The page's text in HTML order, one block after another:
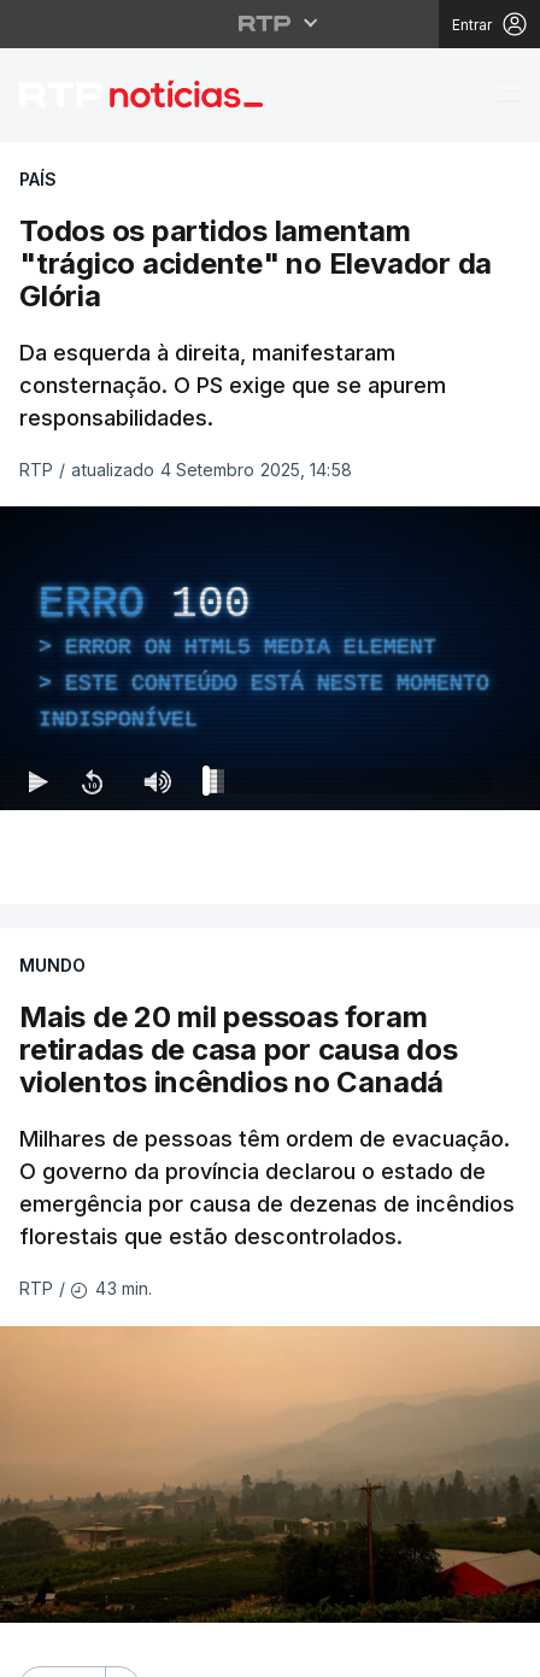
Entrar
Todos os partidos
PAÍS
Todos os partidos lamentam
"trágico acidente" no Elevador da
Glória
Da esquerda à direita, manifestaram
consternação. O PS exige que se apurem
responsabilidades.
RTP / atualizado 4 Setembro 2025, 14:58
ERRO 100
ERROR ON HTML5 MEDIA ELEMENT
ESTE CONTEÚDO ESTÁ NESTE MOMENTO
INDISPONÍVEL
MUNDO
Mais de 20 mil pessoas foram
retiradas de casa por causa dos
violentos incêndios no Canadá
Milhares de pessoas têm ordem de evacuação.
O governo da província declarou o estado de
emergência por causa de dezenas de incêndios
florestais que estão descontrolados.
RTP / 43 min.